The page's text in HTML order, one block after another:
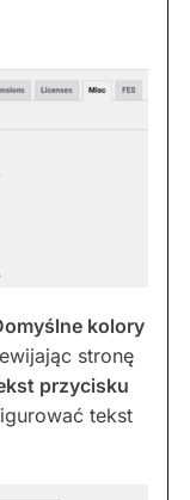
kolory
stronę
przycisku
tekst